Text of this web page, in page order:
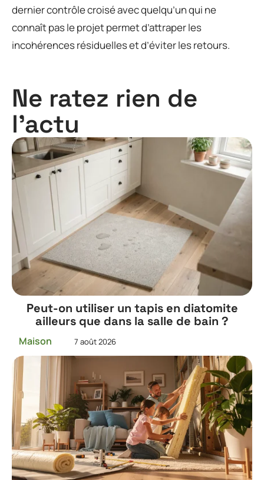
dernier contrôle croisé avec quelqu’un qui ne
connaît pas le projet permet d’attraper les
incohérences résiduelles et d’éviter les retours.
Ne ratez rien de
l'actu
Peut-on utiliser un tapis en diatomite
ailleurs que dans la salle de bain ?
Maison 7 août 2026